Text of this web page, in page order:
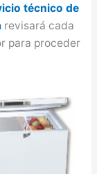
técnico de
revisará cada
para proceder